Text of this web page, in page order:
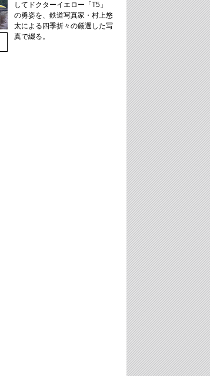
してドクターイエロー「T5」
の勇姿を、鉄道写真家・村上悠
太による四季折々の厳選した写
真で綴る。